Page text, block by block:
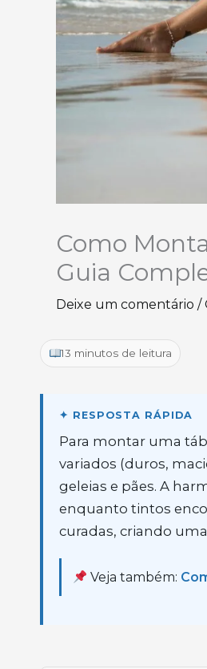
Como
Guia
Deixe um comentário /
13 minutos de leitura
Para montar uma
variados (duros,
geleias e pães. A
enquanto tintos
curadas, criando
Veja também: